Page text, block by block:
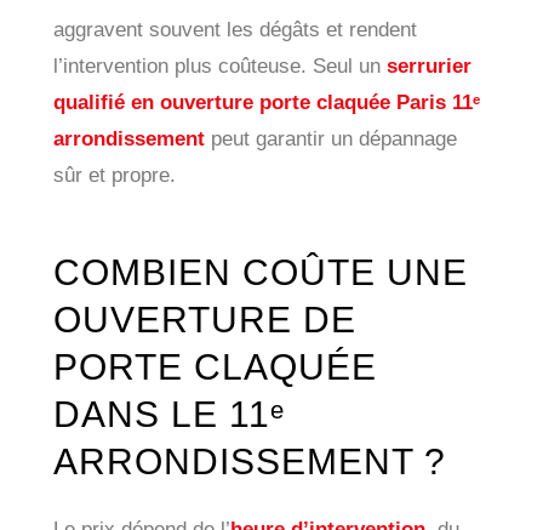
aggravent souvent les dégâts et rendent
l’intervention plus coûteuse. Seul un serrurier
qualifié en ouverture porte claquée Paris 11ᵉ
arrondissementpeut garantir un dépannage
sûr et propre.
COMBIEN COÛTE UNE
OUVERTURE DE
PORTE CLAQUÉE
DANS LE 11ᵉ
ARRONDISSEMENT ?